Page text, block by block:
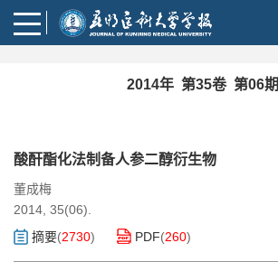
2014年 第35卷 第06期
酸酐酯化法制备人参二醇衍生物
董成梅
2014, 35(06).
摘要(2730) PDF(260)